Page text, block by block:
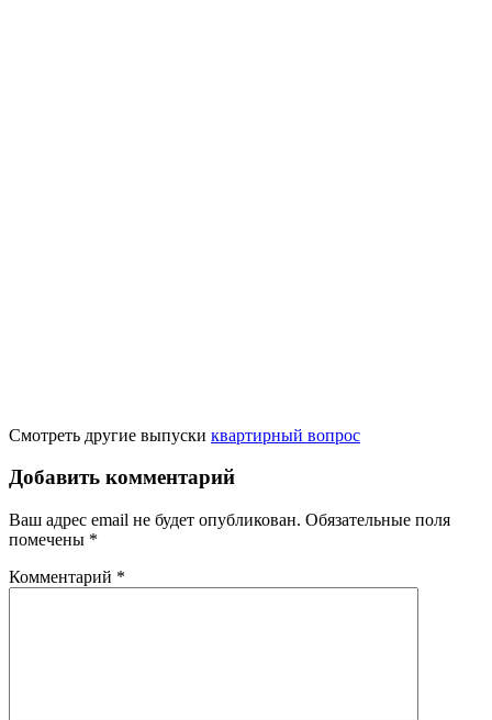
Смотреть другие выпуски квартирный вопрос
Добавить комментарий
Ваш адрес email не будет опубликован. Обязательные поля
помечены *
Комментарий *